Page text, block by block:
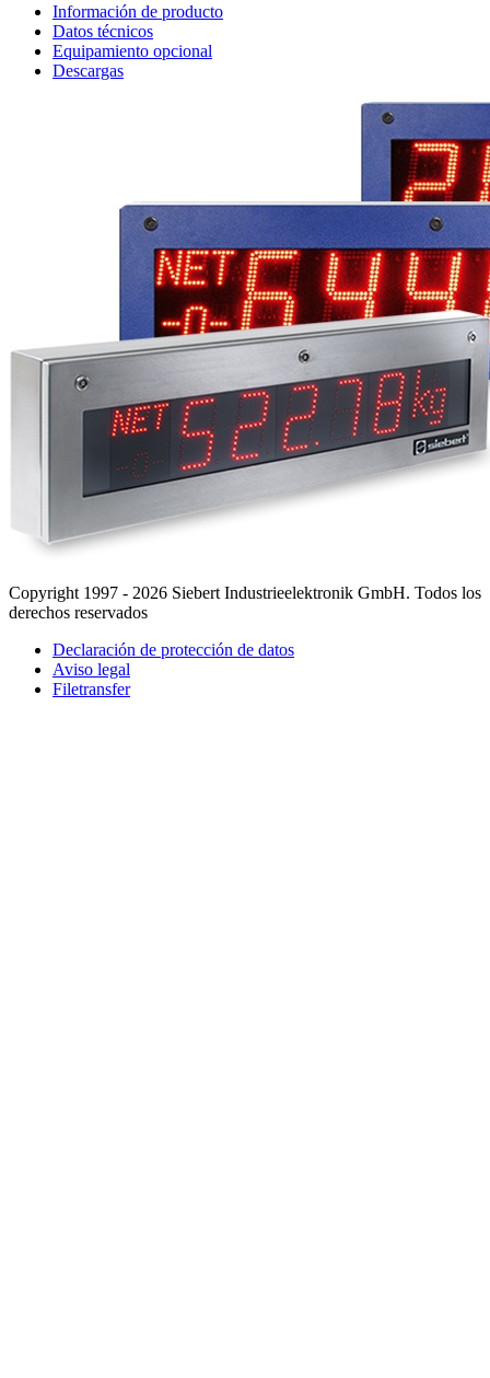
Información de producto
Datos técnicos
Equipamiento opcional
Descargas
Copyright 1997 - 2026 Siebert Industrieelektronik GmbH. Todos los
derechos reservados
Declaración de protección de datos
Aviso legal
Filetransfer